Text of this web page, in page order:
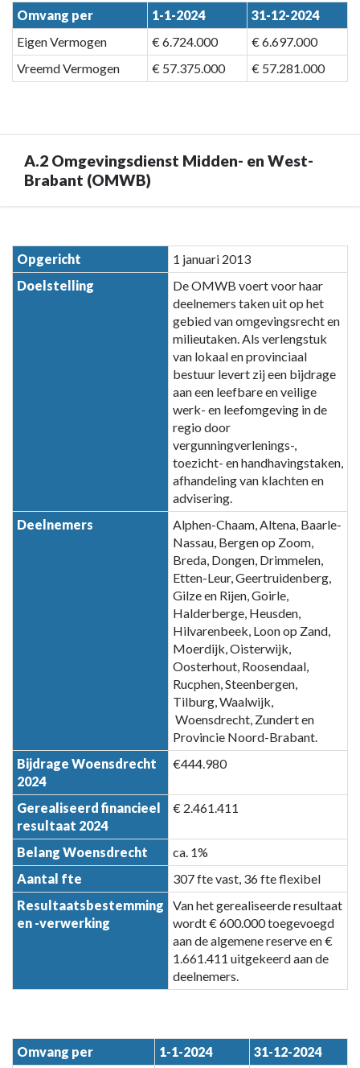
Omvang per 1-1-2024
31-12-2024
Eigen Vermogen
€ 6.724.000
€ 6.697.000
Vreemd Vermogen
€ 57.375.000 € 57.281.000
A.2 Omgevingsdienst Midden- en West-
Brabant (OMWB)
naar
navigatie
(OMWB)
Opgericht
1 januari 2013
Doelstelling
De OMWB voert voor haar
deelnemers taken uit op het
gebied van omgevingsrecht en
milieutaken. Als verlengstuk
van lokaal en provinciaal
bestuur levert zij een bijdrage
aan een leefbare en veilige
werk- en leefomgeving in de
regio door
vergunningverlenings-,
toezicht- en handhavingstaken,
afhandeling van klachten en
advisering.
Deelnemers
Alphen-Chaam, Altena, Baarle-
Nassau, Bergen op Zoom,
Breda, Dongen, Drimmelen,
Etten-Leur, Geertruidenberg,
Gilze en Rijen, Goirle,
Halderberge, Heusden,
Hilvarenbeek, Loon op Zand,
Moerdijk, Oisterwijk,
Oosterhout, Roosendaal,
Rucphen, Steenbergen,
Tilburg, Waalwijk,
Woensdrecht, Zundert en
Provincie Noord-Brabant.
Bijdrage Woensdrecht
2024
€444.980
Gerealiseerd financieel
resultaat 2024
€ 2.461.411
Belang Woensdrecht
ca. 1%
Aantal fte
307 fte vast, 36 fte flexibel
Resultaatsbestemming
en -verwerking
Van het gerealiseerde resultaat
wordt € 600.000 toegevoegd
aan de algemene reserve en €
1.661.411 uitgekeerd aan de
deelnemers.
Omvang per 1-1-2024
31-12-2024